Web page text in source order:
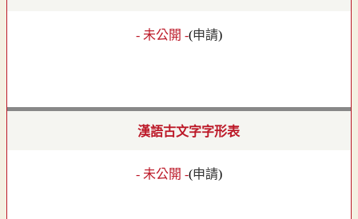
- 未公開 -(申請)
漢語古文字字形表
- 未公開 -(申請)